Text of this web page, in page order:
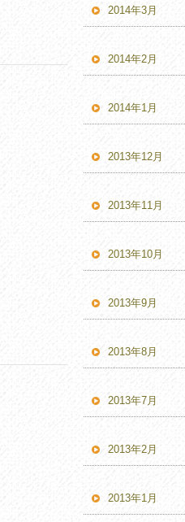
2014年3月
2014年2月
2014年1月
2013年12月
2013年11月
2013年10月
2013年9月
2013年8月
2013年7月
2013年2月
2013年1月